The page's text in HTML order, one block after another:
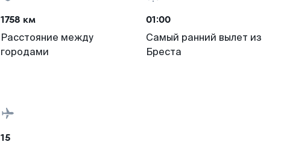
1758 км
Расстояние между
городами
01:00
Самый ранний вылет из
Бреста
15